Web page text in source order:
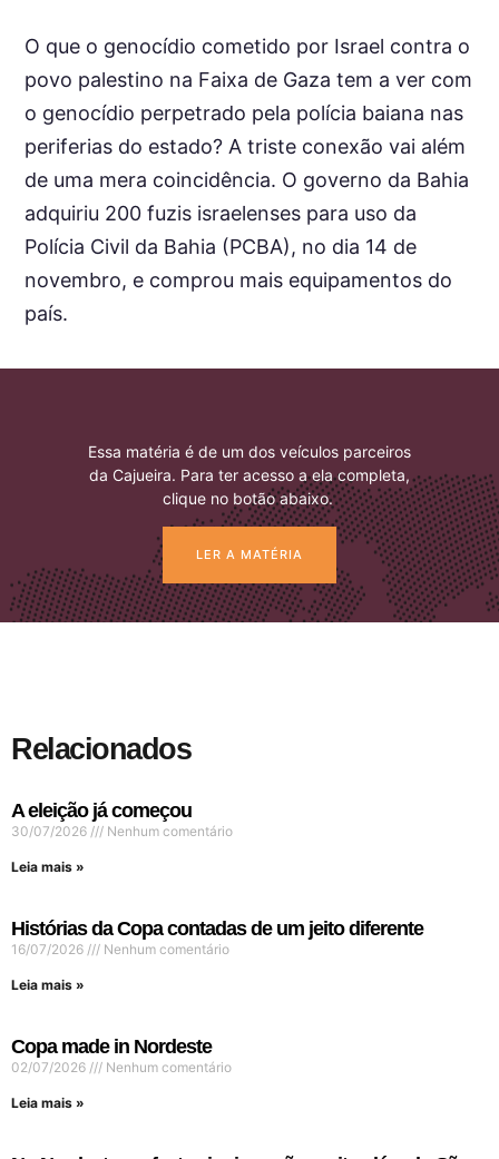
O que o genocídio cometido por Israel contra o
povo palestino na Faixa de Gaza tem a ver com
o genocídio perpetrado pela polícia baiana nas
periferias do estado? A triste conexão vai além
de uma mera coincidência. O governo da Bahia
adquiriu 200 fuzis israelenses para uso da
Polícia Civil da Bahia (PCBA), no dia 14 de
novembro, e comprou mais equipamentos do
país.
Essa matéria é de um dos veículos parceiros
da Cajueira. Para ter acesso a ela completa,
clique no botão abaixo.
LER A MATÉRIA
Relacionados
A eleição já começou
30/07/2026 Nenhum comentário
Leia mais »
Histórias da Copa contadas de um jeito diferente
16/07/2026 Nenhum comentário
Leia mais »
Copa made in Nordeste
02/07/2026 Nenhum comentário
Leia mais »